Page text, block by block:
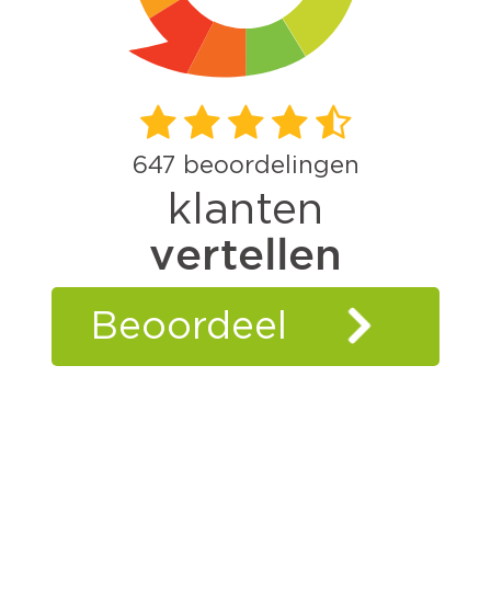
647 beoordelingen
klanten
vertellen
Beoordeel